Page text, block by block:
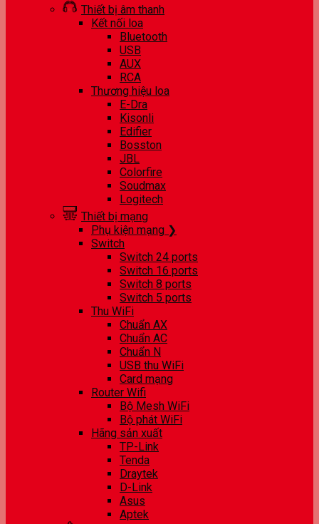
Thiết bị âm thanh
Kết nối loa
Bluetooth
USB
AUX
RCA
Thương hiệu loa
E-Dra
Kisonli
Edifier
Bosston
JBL
Colorfire
Soudmax
Logitech
Thiết bị mạng
Phụ kiện mạng ❯
Switch
Switch 24 ports
Switch 16 ports
Switch 8 ports
Switch 5 ports
Thu WiFi
Chuẩn AX
Chuẩn AC
Chuẩn N
USB thu WiFi
Card mạng
Router Wifi
Bộ Mesh WiFi
Bộ phát WiFi
Hãng sản xuất
TP-Link
Tenda
Draytek
D-Link
Asus
Aptek